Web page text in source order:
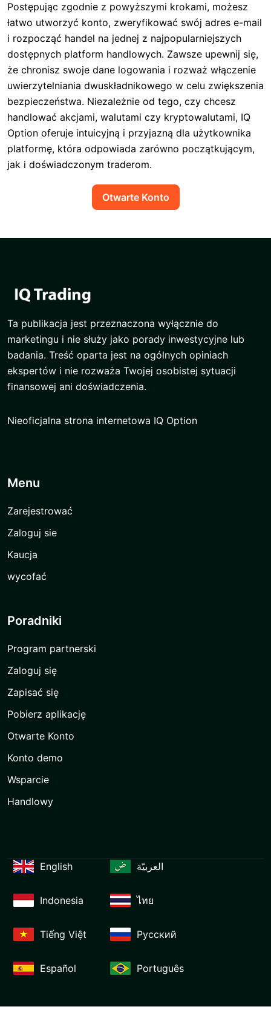
Postępując zgodnie z powyższymi krokami, możesz
łatwo utworzyć konto, zweryfikować swój adres e-mail
i rozpocząć handel na jednej z najpopularniejszych
dostępnych platform handlowych. Zawsze upewnij się,
że chronisz swoje dane logowania i rozważ włączenie
uwierzytelniania dwuskładnikowego w celu zwiększenia
bezpieczeństwa. Niezależnie od tego, czy chcesz
handlować akcjami, walutami czy kryptowalutami, IQ
Option oferuje intuicyjną i przyjazną dla użytkownika
platformę, która odpowiada zarówno początkującym,
jak i doświadczonym traderom.
Otwarte Konto
Ta publikacja jest przeznaczona wyłącznie do
marketingu i nie służy jako porady inwestycyjne lub
badania. Treść oparta jest na ogólnych opiniach
ekspertów i nie rozważa Twojej osobistej sytuacji
finansowej ani doświadczenia.
Nieoficjalna strona internetowa IQ Option
Menu
Zarejestrować
Zaloguj sie
Kaucja
wycofać
Poradniki
Program partnerski
Zaloguj się
Zapisać się
Pobierz aplikację
Otwarte Konto
Konto demo
Wsparcie
Handlowy
English العربيّة
Indonesia ไทย
Tiếng Việt Русский
Español Português